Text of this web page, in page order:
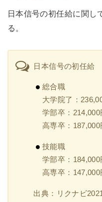
日本信号の初任給に関し
る。
日本信号の初任給
総合職
大学院了：
学部卒：214,000
高専卒：187,000
技能職
学部卒：184,000
高専卒：147,000
出典：リクナビ2021